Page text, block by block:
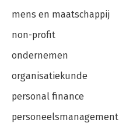
mens en maatschappij
non-profit
ondernemen
organisatiekunde
personal finance
personeelsmanagement